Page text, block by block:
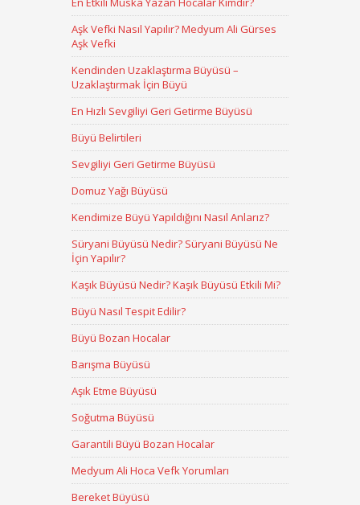
Aşk Vefki Nasıl Yapılır? Medyum Ali Gürses
Aşk Vefki
Kendinden Uzaklaştırma Büyüsü –
Uzaklaştırmak İçin Büyü
En Hızlı Sevgiliyi Geri Getirme Büyüsü
Büyü Belirtileri
Sevgiliyi Geri Getirme Büyüsü
Domuz Yağı Büyüsü
Kendimize Büyü Yapıldığını Nasıl Anlarız?
Süryani Büyüsü Nedir? Süryani Büyüsü Ne
İçin Yapılır?
Kaşık Büyüsü Nedir? Kaşık Büyüsü Etkili Mi?
Büyü Nasıl Tespit Edilir?
Büyü Bozan Hocalar
Barışma Büyüsü
Aşık Etme Büyüsü
Soğutma Büyüsü
Garantili Büyü Bozan Hocalar
Medyum Ali Hoca Vefk Yorumları
Bereket Büyüsü